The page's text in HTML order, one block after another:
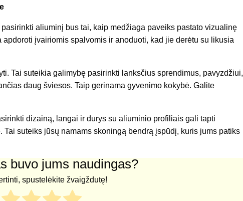
aliuminį bus tai, kaip medžiaga paveiks pastato vizualinę
įvairiomis spalvomis ir anoduoti, kad jie derėtu su likusia
Tai suteikia galimybę pasirinkti lanksčius sprendimus, pavyzdžiui,
daug šviesos. Taip gerinama gyvenimo kokybė. Galite
dizainą, langai ir durys su aliuminio profiliais gali tapti
suteiks jūsų namams skoningą bendrą įspūdį, kuris jums patiks
buvo jums naudingas?
spustelėkite žvaigždutę!